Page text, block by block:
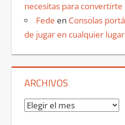
necesitas para
Fede en Consolas
de jugar en cualquier lugar
ARCHIVOS
Archivos